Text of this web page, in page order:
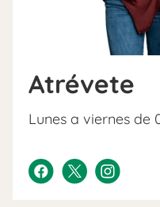
Atrévete
Lunes a viernes de